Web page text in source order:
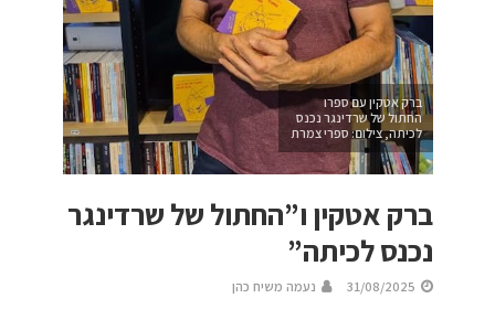
ברק אטקין עם ספרו
החתול של שרדינגר נכנס
לכיתה, צילום: ספרי צמרת
ברק אטקין ו”החתול של שרדינגר
נכנס לכיתה”
31/08/2025 נעמה משיח כהן